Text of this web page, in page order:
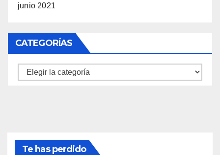
junio 2021
CATEGORÍAS
Categorías
Te has perdido